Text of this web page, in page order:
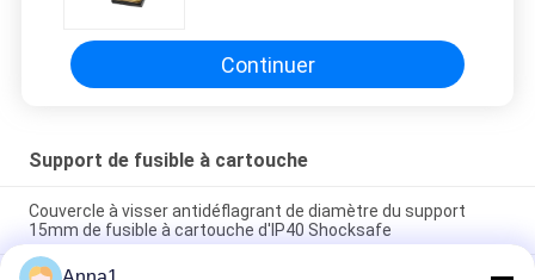
Continuer
Support de fusible à cartouche
Couvercle à visser antidéflagrant de diamètre du support
15mm de fusible à cartouche d'IP40 Shocksafe